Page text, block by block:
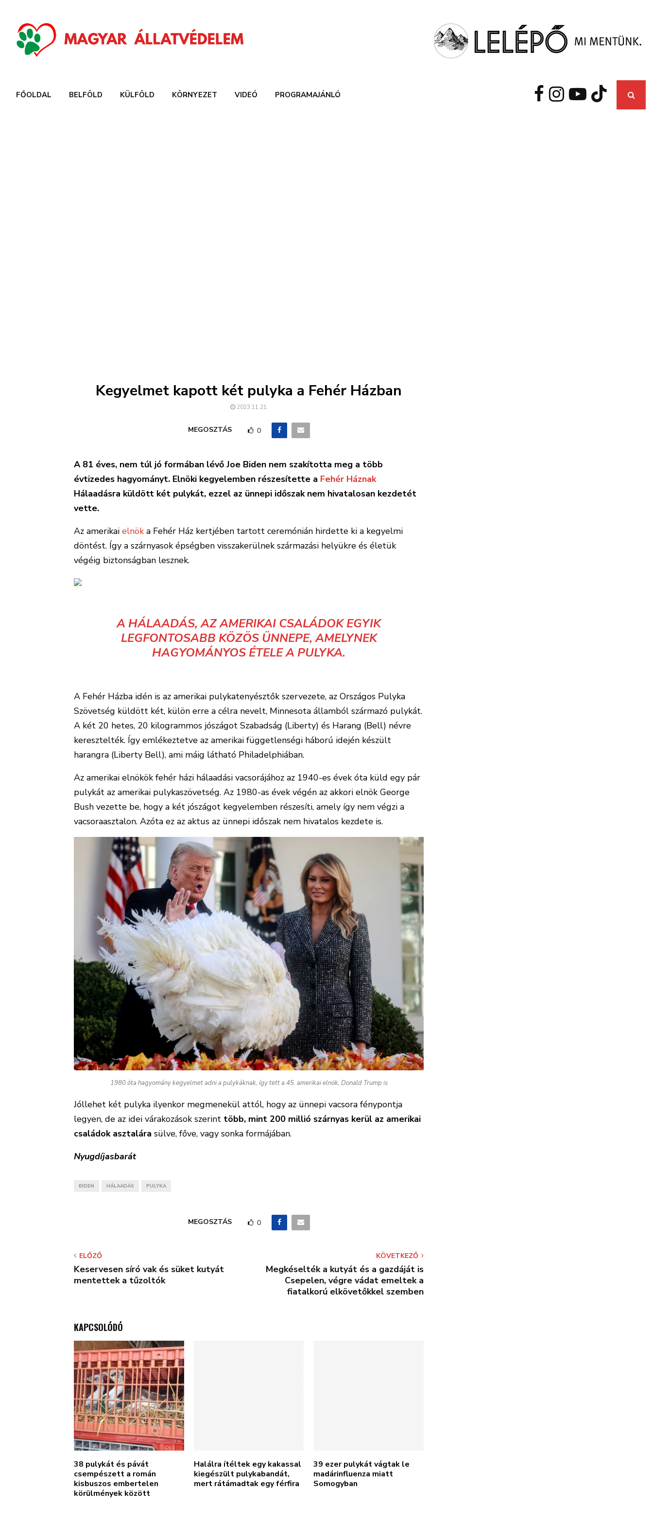
FŐOLDAL BELFÖLD KÜLFÖLD KÖRNYEZET VIDEÓ PROGRAMAJÁNLÓ
Kegyelmet kapott két pulyka a Fehér Házban
2023.11.21.
MEGOSZTÁS 0
A 81 éves, nem túl jó formában lévő Joe Biden nem szakította meg a több
évtizedes hagyományt. Elnöki kegyelemben részesítette a Fehér Háznak
Hálaadásra küldött két pulykát, ezzel az ünnepi időszak nem hivatalosan kezdetét
vette.
Az amerikai elnök a Fehér Ház kertjében tartott ceremónián hirdette ki a kegyelmi
döntést. Így a szárnyasok épségben visszakerülnek származási helyükre és életük
végéig biztonságban lesznek.
A HÁLAADÁS, AZ AMERIKAI CSALÁDOK EGYIK
LEGFONTOSABB KÖZÖS ÜNNEPE, AMELYNEK
HAGYOMÁNYOS ÉTELE A PULYKA.
A Fehér Házba idén is az amerikai pulykatenyésztők szervezete, az Országos Pulyka
Szövetség küldött két, külön erre a célra nevelt, Minnesota államból származó pulykát.
A két 20 hetes, 20 kilogrammos jószágot Szabadság (Liberty) és Harang (Bell) névre
keresztelték. Így emlékeztetve az amerikai függetlenségi háború idején készült
harangra (Liberty Bell), ami máig látható Philadelphiában.
Az amerikai elnökök fehér házi hálaadási vacsorájához az 1940-es évek óta küld egy pár
pulykát az amerikai pulykaszövetség. Az 1980-as évek végén az akkori elnök George
Bush vezette be, hogy a két jószágot kegyelemben részesíti, amely így nem végzi a
vacsoraasztalon. Azóta ez az aktus az ünnepi időszak nem hivatalos kezdete is.
1980 óta hagyomány kegyelmet adni a pulykáknak, így tett a 45. amerikai elnök, Donald Trump is
Jóllehet két pulyka ilyenkor megmenekül attól, hogy az ünnepi vacsora fénypontja
legyen, de az idei várakozások szerint több, mint 200 millió szárnyas kerül az amerikai
családok asztalára sülve, főve, vagy sonka formájában.
Nyugdíjasbarát
BIDEN HÁLAADÁS PULYKA
MEGOSZTÁS 0
ELŐZŐ
Keservesen síró vak és süket kutyát
mentettek a tűzoltók
KÖVETKEZŐ
Megkéselték a kutyát és a gazdáját is
Csepelen, végre vádat emeltek a
fiatalkorú elkövetőkkel szemben
KAPCSOLÓDÓ
38 pulykát és pávát
csempészett a román
kisbuszos embertelen
körülmények között
Halálra ítéltek egy kakassal
kiegészült pulykabandát,
mert rátámadtak egy férfira
39 ezer pulykát vágtak le
madárinfluenza miatt
Somogyban